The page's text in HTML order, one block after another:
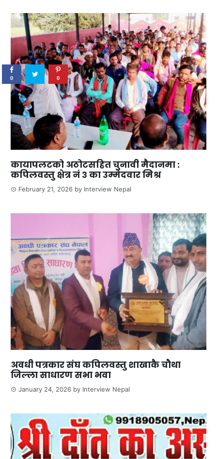
कायापलटको अठोटसहित चुनावी मैदानमा :
कपिलवस्तु क्षेत्र नं ३ का उम्मेदवार मिश्र
February 21, 2026 by Interview Nepal
अवधी पत्रकार संघ कपिलवस्तु शाखाकै चौथा
जिल्ला साधारण सभा भवा
January 24, 2026 by Interview Nepal
0
SHARES
0 0